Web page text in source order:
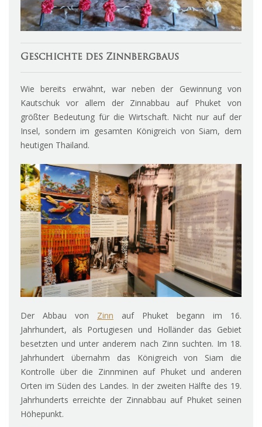
Geschichte des Zinnbergbaus
Wie bereits erwähnt, war neben der Gewinnung von
Kautschuk vor allem der Zinnabbau auf Phuket von
größter Bedeutung für die Wirtschaft. Nicht nur auf der
Insel, sondern im gesamten Königreich von Siam, dem
heutigen Thailand.
Der Abbau von Zinn auf Phuket begann im 16.
Jahrhundert, als Portugiesen und Holländer das Gebiet
besetzten und unter anderem nach Zinn suchten. Im 18.
Jahrhundert übernahm das Königreich von Siam die
Kontrolle über die Zinnminen auf Phuket und anderen
Orten im Süden des Landes. In der zweiten Hälfte des 19.
Jahrhunderts erreichte der Zinnabbau auf Phuket seinen
Höhepunkt.